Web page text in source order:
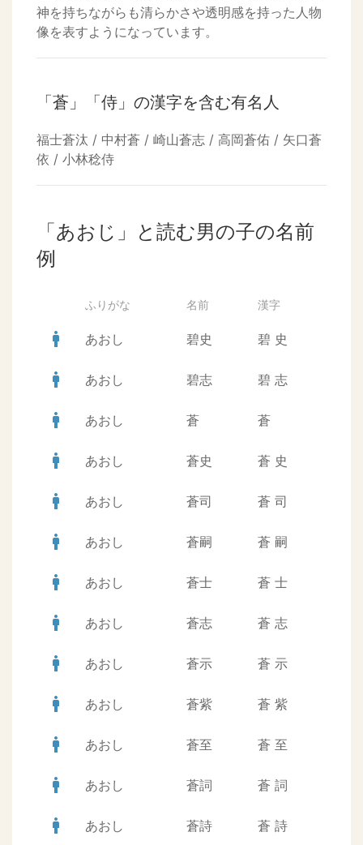
神を持ちながらも清らかさや透明感を持った人物
像を表すようになっています。
「蒼」「侍」の漢字を含む有名人
福士蒼汰 / 中村蒼 / 崎山蒼志 / 高岡蒼佑 / 矢口蒼
依 / 小林稔侍
「あおじ」と読む男の子の名前
例
ふりがな 名前 漢字
man あおし 碧史 碧 史
man あおし 碧志 碧 志
man あおし 蒼 蒼
man あおし 蒼史 蒼 史
man あおし 蒼司 蒼 司
man あおし 蒼嗣 蒼 嗣
man あおし 蒼士 蒼 士
man あおし 蒼志 蒼 志
man あおし 蒼示 蒼 示
man あおし 蒼紫 蒼 紫
man あおし 蒼至 蒼 至
man あおし 蒼詞 蒼 詞
man あおし 蒼詩 蒼 詩